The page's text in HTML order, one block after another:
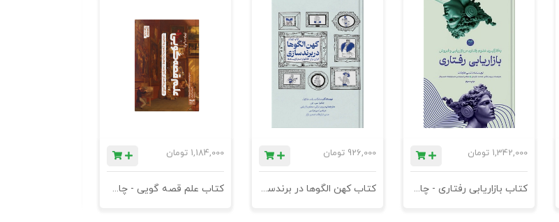
1,342,000 تومان
کتاب بازاریابی رفتاری - چاپ سوم
926,000 تومان
کتاب کهن الگوها در برندسازی - ابزاری برای خلاقها و استراتژیست ها
1,184,000 تومان
کتاب علم قصه گویی - چاپ سوم